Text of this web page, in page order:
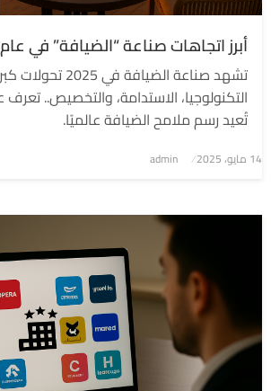
أبرز اتجاهات صناعة “الضيافة” في عام 2025
تشهد صناعة الضيافة
التكنولوجيا، الاستدامة، والتخصيص.. تعرف
تُعيد رسم ملامح الضيافة عالميًا.
نُشر
14 مايو، 2025 admin